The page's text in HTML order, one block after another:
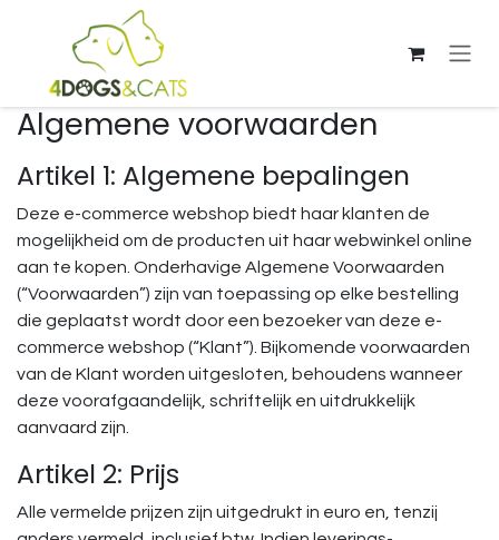
Overslaan naar inhoud
Algemene voorwaarden​
Artikel 1: Algemene bepalingen
Deze e-commerce webshop biedt haar klanten de
mogelijkheid om de producten uit haar webwinkel online
aan te kopen. Onderhavige Algemene Voorwaarden
(“Voorwaarden”) zijn van toepassing op elke bestelling
die geplaatst wordt door een bezoeker van deze e-
commerce webshop (“Klant”). Bijkomende voorwaarden
van de Klant worden uitgesloten, behoudens wanneer
deze voorafgaandelijk, schriftelijk en uitdrukkelijk
aanvaard zijn.
Artikel 2: Prijs
Alle vermelde prijzen zijn uitgedrukt in euro en, tenzij